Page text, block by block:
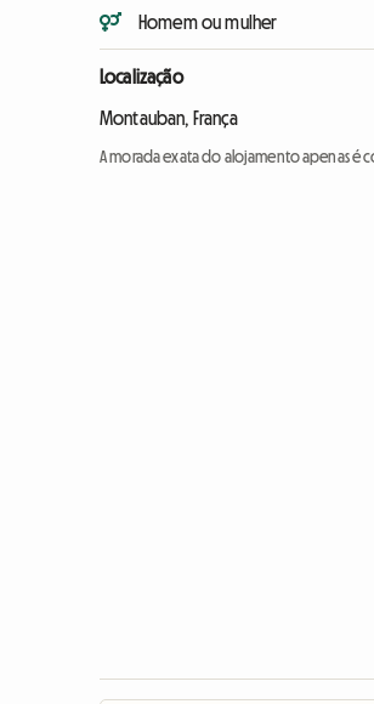
Homem ou mulher
Localização
Montauban, França
A morada exata do alojamento apenas é